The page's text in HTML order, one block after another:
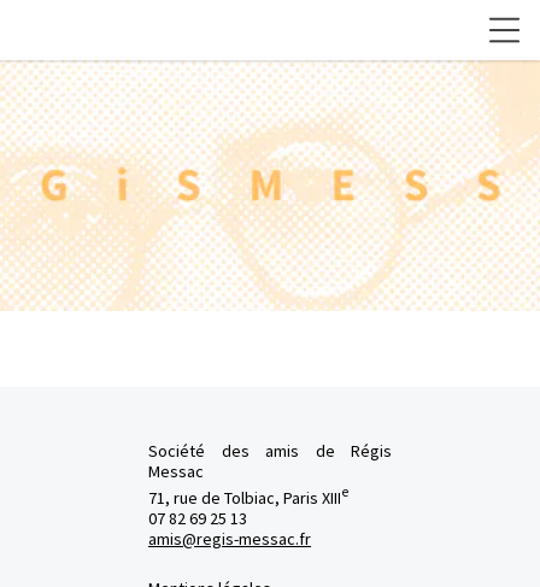
Société des amis de Régis
Messac
71, rue de Tolbiac, Paris XIIIe
07 82 69 25 13
amis@regis-messac.fr